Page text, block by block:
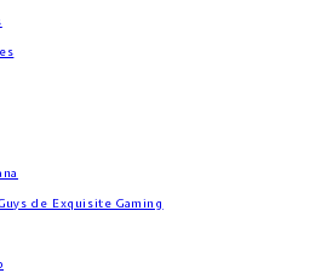
de Exquisite Gaming